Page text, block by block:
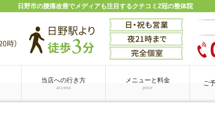
日野市の腰痛改善でメディアも注目するクチコミ2冠の整体院
当店への行き方
access
メニューと料金
price
ご